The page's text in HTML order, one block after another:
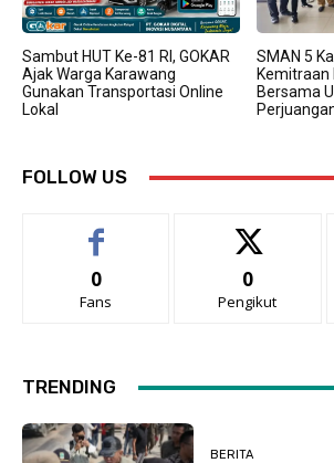
Sambut HUT Ke-81 RI, GOKAR
Ajak Warga Karawang
Gunakan Transportasi Online
Lokal
SMAN 5
Kemitraan
Bersama
FOLLOW US
0
Fans
0
Pengikut
TRENDING
BERITA